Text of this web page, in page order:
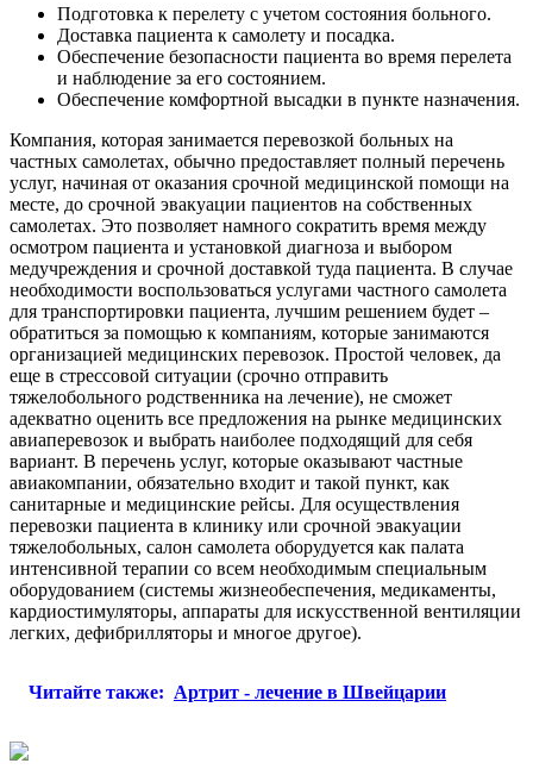
Подготовка к перелету с учетом состояния больного.
Доставка пациента к самолету и посадка.
Обеспечение безопасности пациента во время перелета
и наблюдение за его состоянием.
Обеспечение комфортной высадки в пункте назначения.
Компания, которая занимается перевозкой больных на
частных самолетах, обычно предоставляет полный перечень
услуг, начиная от оказания срочной медицинской помощи на
месте, до срочной эвакуации пациентов на собственных
самолетах. Это позволяет намного сократить время между
осмотром пациента и установкой диагноза и выбором
медучреждения и срочной доставкой туда пациента. В случае
необходимости воспользоваться услугами частного самолета
для транспортировки пациента, лучшим решением будет –
обратиться за помощью к компаниям, которые занимаются
организацией медицинских перевозок. Простой человек, да
еще в стрессовой ситуации (срочно отправить
тяжелобольного родственника на лечение), не сможет
адекватно оценить все предложения на рынке медицинских
авиаперевозок и выбрать наиболее подходящий для себя
вариант. В перечень услуг, которые оказывают частные
авиакомпании, обязательно входит и такой пункт, как
санитарные и медицинские рейсы. Для осуществления
перевозки пациента в клинику или срочной эвакуации
тяжелобольных, салон самолета оборудуется как палата
интенсивной терапии со всем необходимым специальным
оборудованием (системы жизнеобеспечения, медикаменты,
кардиостимуляторы, аппараты для искусственной вентиляции
легких, дефибрилляторы и многое другое).
Читайте также: Артрит - лечение в Швейцарии